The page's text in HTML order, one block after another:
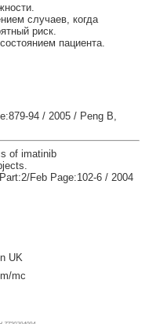
случаев, когда
риск.
пациента.
94 / 2005 / Peng B,
of imatinib
Feb Page:102-6 / 2004
UK
mc